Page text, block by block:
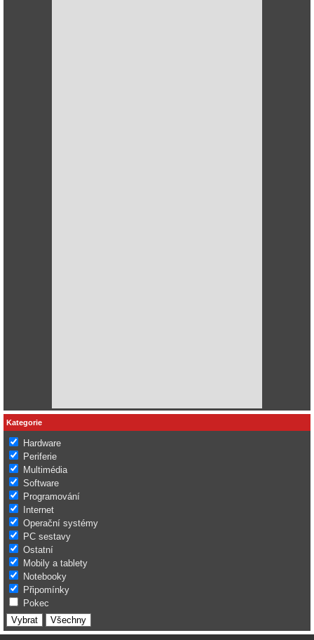
Kategorie
Hardware
Periferie
Multimédia
Software
Programování
Internet
Operační systémy
PC sestavy
Ostatní
Mobily a tablety
Notebooky
Připomínky
Pokec